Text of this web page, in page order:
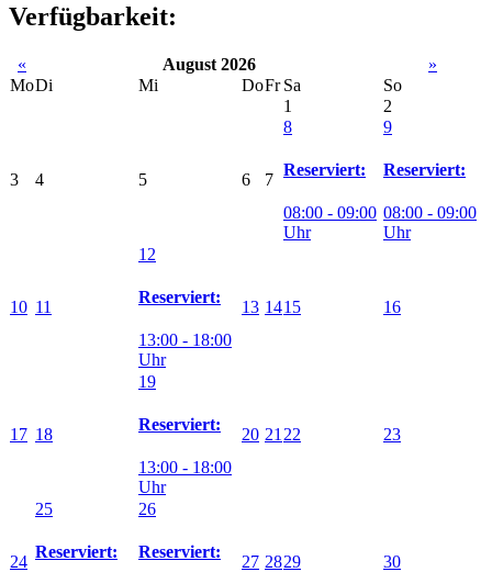
Verfügbarkeit:
« August 2026
»
MoDi Mi DoFr Sa
So
1
2
3 4 5 6 7
8
Reserviert:
08:00 - 09:00
Uhr
9
Reserviert:
08:00 - 09:00
Uhr
10 11
12
Reserviert:
13:00 - 18:00
Uhr
13 1415 16
17 18
19
Reserviert:
13:00 - 18:00
Uhr
20 21 22 23
24
25
Reserviert:
26
Reserviert:
27 2829 30